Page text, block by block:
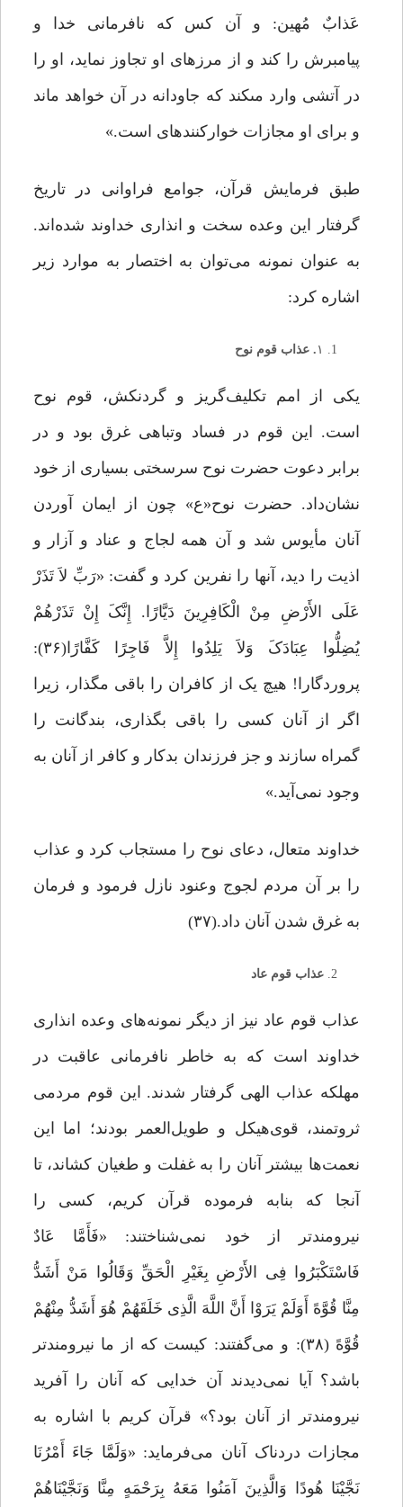
عَذابٌ مُهین: و آن کس که نافرمانى خدا و
پیامبرش را کند و از مرزهاى او تجاوز نماید، او را
در آتشى وارد مى‏کند که جاودانه در آن خواهد ماند
و براى او مجازات خوارکننده‏اى است.»
طبق فرمایش قرآن، جوامع فراوانی در تاریخ
گرفتار این وعده سخت و انذاری خداوند شده‌اند.
به عنوان نمونه می‌توان به اختصار به موارد زیر
اشاره کرد:
۱ . عذاب قوم نوح
یکی از امم تکلیف‌گریز و گردنکش، قوم نوح
است. این قوم در فساد وتباهی غرق بود و در
برابر دعوت حضرت نوح سرسختی بسیاری از خود
نشان‌داد. حضرت نوح«ع» چون از ایمان آوردن
آنان مأیوس شد و آن همه لجاج و عناد و آزار و
اذیت را دید، آنها را نفرین کرد و گفت: «رَبِّ لاَ تَذَرْ
عَلَى الأَرْضِ مِنْ الْکَافِرِینَ دَیَّارًا. إِنَّکَ إِنْ تَذَرْهُمْ
یُضِلُّوا عِبَادَکَ وَلاَ یَلِدُوا إِلاَّ فَاجِرًا کَفَّارًا(۳۶):
پروردگارا! هیچ یک از کافران را باقى مگذار، زیرا
اگر از آنان کسى را باقى بگذارى، بندگانت را
گمراه سازند و جز فرزندان بدکار و کافر از آنان به
وجود نمی‌آید.»
خداوند متعال، دعاى نوح را مستجاب کرد و عذاب
را بر آن مردم لجوج وعنود نازل فرمود و فرمان
به غرق شدن آنان داد.(۳۷)
عذاب قوم عاد
عذاب قوم عاد نیز از دیگر نمونه‌های وعده انذاری
خداوند است که به خاطر نافرمانی عاقبت در
مهلکه عذاب الهی گرفتار شدند. این قوم مردمی‌
ثروتمند، قوى‌هیکل و طویل‌العمر بودند؛ اما این
نعمت‌ها بیشتر آنان را به غفلت و طغیان کشاند، تا
آنجا که بنابه‌ فرموده قرآن کریم، کسى را
نیرومندتر از خود نمی‌شناختند: «فَأَمَّا عَادٌ
فَاسْتَکْبَرُوا فِی الأَرْضِ بِغَیْرِ الْحَقِّ وَقَالُوا مَنْ أَشَدُّ
مِنَّا قُوَّهً أَوَلَمْ یَرَوْا أَنَّ اللَّهَ الَّذِی خَلَقَهُمْ هُوَ أَشَدُّ مِنْهُمْ
قُوَّهً (۳۸): و مى‌گفتند: کیست که از ما نیرومندتر
باشد؟ آیا نمی‌دیدند آن خدایى که آنان را آفرید
نیرومندتر از آنان بود؟» قرآن کریم با اشاره به
مجازات دردناک آنان می‌فرماید: «وَلَمَّا جَاءَ أَمْرُنَا
نَجَّیْنَا هُودًا وَالَّذِینَ آمَنُوا مَعَهُ بِرَحْمَهٍ مِنَّا وَنَجَّیْنَاهُمْ